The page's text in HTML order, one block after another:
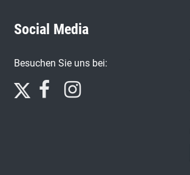
Social Media
Besuchen Sie uns bei: